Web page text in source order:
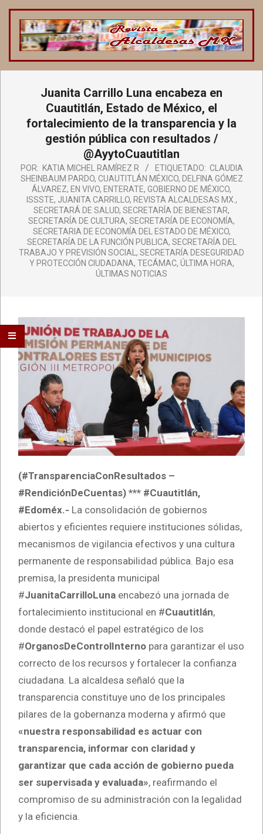
Saltar
contenido
REVISTA
ALCALDESAS
MX
principal
Juanita Carrillo Luna encabeza en
Cuautitlán, Estado de México, el
fortalecimiento de la transparencia y la
gestión pública con resultados /
@AyytoCuautitlan
POR: KATIA MICHEL RAMÍREZ R ETIQUETADO: CLAUDIA
SHEINBAUM PARDO, CUAUTITLÁN MÉXICO, DELFINA GÓMEZ
ÁLVAREZ, EN VIVO, ENTERATE, GOBIERNO DE MÉXICO,
ISSSTE, JUANITA CARRILLO, REVISTA ALCALDESAS MX.,
SECRETARÁ DE SALUD, SECRETARÍA DE BIENESTAR,
SECRETARÍA DE CULTURA, SECRETARÍA DE ECONOMÍA,
SECRETARIA DE ECONOMÍA DEL ESTADO DE MÉXICO,
SECRETARÍA DE LA FUNCIÓN PUBLICA, SECRETARÍA DEL
TRABAJO Y PREVISIÓN SOCIAL, SECRETARÍA DESEGURIDAD
Y PROTECCIÓN CIUDADANA, TECÁMAC, ÚLTIMA HORA,
ÚLTIMAS NOTICIAS
(#TransparenciaConResultados –
#RendiciónDeCuentas) *** #Cuautitlán,
#Edoméx.- La consolidación de gobiernos
abiertos y eficientes requiere instituciones sólidas,
mecanismos de vigilancia efectivos y una cultura
permanente de responsabilidad pública. Bajo esa
premisa, la presidenta municipal
#JuanitaCarrilloLuna encabezó una jornada de
fortalecimiento institucional en #Cuautitlán,
donde destacó el papel estratégico de los
#OrganosDeControlInterno para garantizar el uso
correcto de los recursos y fortalecer la confianza
ciudadana. La alcaldesa señaló que la
transparencia constituye uno de los principales
pilares de la gobernanza moderna y afirmó que
«nuestra responsabilidad es actuar con
transparencia, informar con claridad y
garantizar que cada acción de gobierno pueda
ser supervisada y evaluada», reafirmando el
compromiso de su administración con la legalidad
y la eficiencia.